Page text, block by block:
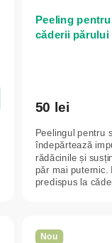
Peeling
căderii
50 lei
Peelingul pentru
îndepărtează
rădăcinile și
păr mai puternic.
predispus la
Nou